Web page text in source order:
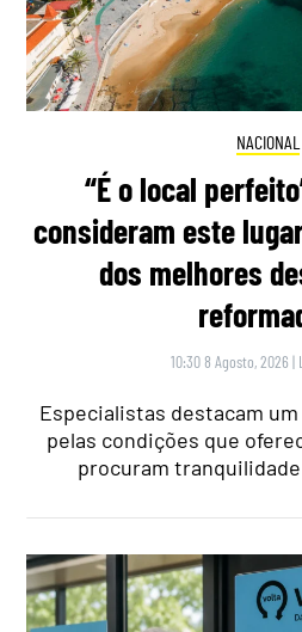
NACIONAL
“É o local
consideram este
dos melhores
10:30 8 Agosto, 2026 |
Especialistas destacam
pelas condições que
procuram